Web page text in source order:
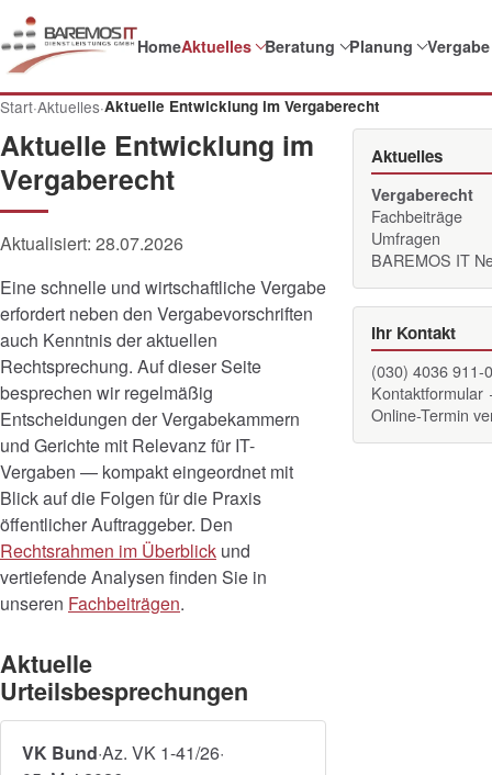
HomeAktuelles Beratung Planung Vergabe
Start·Aktuelles·Aktuelle Entwicklung im Vergaberecht
Aktuelle Entwicklung im
Vergaberecht
Aktualisiert: 28.07.2026
Eine schnelle und wirtschaftliche Vergabe
erfordert neben den Vergabevorschriften
auch Kenntnis der aktuellen
Rechtsprechung. Auf dieser Seite
besprechen wir regelmäßig
Entscheidungen der Vergabekammern
und Gerichte mit Relevanz für IT-
Vergaben — kompakt eingeordnet mit
Blick auf die Folgen für die Praxis
öffentlicher Auftraggeber. Den
Rechtsrahmen im Überblick und
vertiefende Analysen finden Sie in
unseren Fachbeiträgen.
Aktuelle
Urteilsbesprechungen
VK Bund·Az. VK 1-41/26·
Aktuelles
Vergaberecht
Fachbeiträge
Umfragen
BAREMOS IT
Ihr Kontakt
(030) 4036 911-
Online-Termin